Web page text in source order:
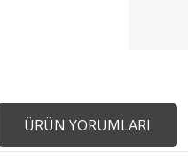
ÜRÜN YORUMLARI